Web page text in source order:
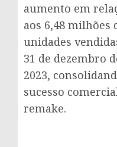
aumento em
aos 6,48 milhões
unidades
31 de dezembro
2023,
sucesso
remake.